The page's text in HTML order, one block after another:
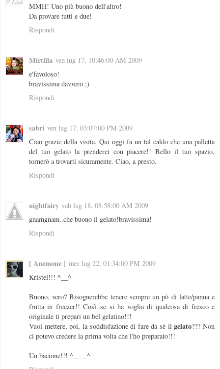
MMH! Uno più buono dell'altro!
Da provare tutti e due!
Rispondi
Mirtilla ven lug 17, 10:46:00 AM 2009
e'favoloso!
bravissima davvero ;)
Rispondi
sabri ven lug 17, 03:07:00 PM 2009
Ciao grazie della visita. Qui oggi fa un tal caldo che una palletta
del tuo gelato la prenderei con piacere!! Bello il tuo spazio,
tornerò a trovarti sicuramente. Ciao, a presto.
Rispondi
nightfairy sab lug 18, 08:58:00 AM 2009
gnamgnam..che buono il gelato!bravissima!
Rispondi
[ Anemone ] mer lug 22, 01:34:00 PM 2009
Kristel!!! ^__^
Buono, vero? Bisognerebbe tenere sempre un pò di latte/panna e
frutta in freezer!! Così..se si ha voglia di qualcosa di fresco e
originale ti prepari un bel gelatino!!!
Vuoi mettere, poi, la soddisfazione di fare da sè ilgelato??? Non
ci potevo credere la prima volta che l'ho preparato!!!
Un bacione!!! ^____^